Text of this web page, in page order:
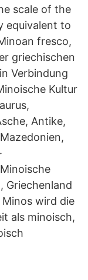
scale of the
equivalent to
fresco,
griechischen
Verbindung
Kultur
Antike,
Griechenland
wird die
als minoisch,